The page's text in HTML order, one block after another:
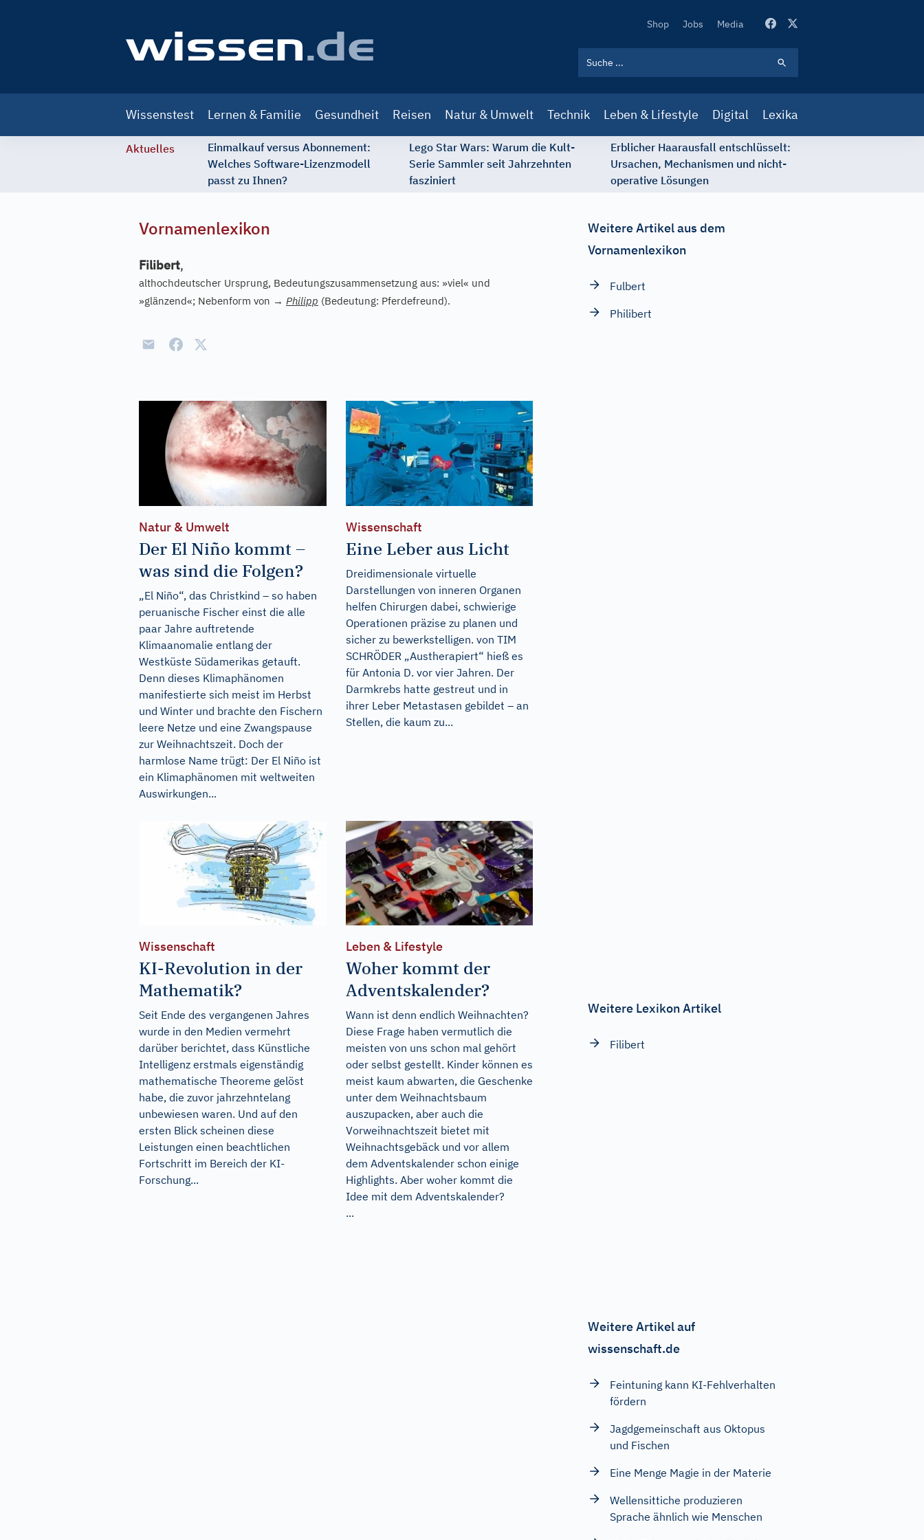
Secondary
Shop Jobs Media
navigation
Wissenstest Lernen & Familie Gesundheit Reisen Natur & Umwelt Technik Leben & Lifestyle Digital Lexika
Aktuelles
Einmalkauf versus Abonnement:
Welches Software-Lizenzmodell
passt zu Ihnen?
Lego Star Wars: Warum die Kult-
Serie Sammler seit Jahrzehnten
fasziniert
Erblicher Haarausfall entschlüsselt:
Ursachen, Mechanismen und nicht-
operative Lösungen
Vornamenlexikon
Filibert,
althochdeutscher Ursprung, Bedeutungszusammensetzung aus: »viel« und
»glänzend«; Nebenform von → Philipp (Bedeutung: Pferdefreund).
Natur & Umwelt
Der El Niño kommt –
was sind die Folgen?
„El Niño“, das Christkind – so haben
peruanische Fischer einst die alle
paar Jahre auftretende
Klimaanomalie entlang der
Westküste Südamerikas getauft.
Denn dieses Klimaphänomen
manifestierte sich meist im Herbst
und Winter und brachte den Fischern
leere Netze und eine Zwangspause
zur Weihnachtszeit. Doch der
harmlose Name trügt: Der El Niño ist
ein Klimaphänomen mit weltweiten
Auswirkungen...
Wissenschaft
Eine Leber aus Licht
Dreidimensionale virtuelle
Darstellungen von inneren Organen
helfen Chirurgen dabei, schwierige
Operationen präzise zu planen und
sicher zu bewerkstelligen. von TIM
SCHRÖDER „Austherapiert“ hieß es
für Antonia D. vor vier Jahren. Der
Darmkrebs hatte gestreut und in
ihrer Leber Metastasen gebildet – an
Stellen, die kaum zu...
Wissenschaft
KI-Revolution in der
Mathematik?
Seit Ende des vergangenen Jahres
wurde in den Medien vermehrt
darüber berichtet, dass Künstliche
Intelligenz erstmals eigenständig
mathematische Theoreme gelöst
habe, die zuvor jahrzehntelang
unbewiesen waren. Und auf den
ersten Blick scheinen diese
Leistungen einen beachtlichen
Fortschritt im Bereich der KI-
Forschung...
Leben & Lifestyle
Woher kommt der
Adventskalender?
Wann ist denn endlich Weihnachten?
Diese Frage haben vermutlich die
meisten von uns schon mal gehört
oder selbst gestellt. Kinder können es
meist kaum abwarten, die Geschenke
unter dem Weihnachtsbaum
auszupacken, aber auch die
Vorweihnachtszeit bietet mit
Weihnachtsgebäck und vor allem
dem Adventskalender schon einige
Highlights. Aber woher kommt die
Idee mit dem Adventskalender?
...
Weitere Artikel aus dem
Vornamenlexikon
Fulbert
Philibert
Weitere Lexikon Artikel
Filibert
Weitere Artikel auf
wissenschaft.de
Feintuning kann KI-Fehlverhalten
fördern
Jagdgemeinschaft aus Oktopus
und Fischen
Eine Menge Magie in der Materie
Wellensittiche produzieren
Sprache ähnlich wie Menschen